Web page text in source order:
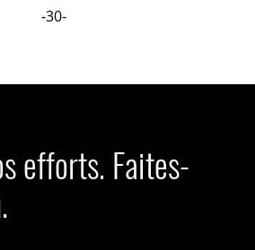
-30-
efforts. Faites-